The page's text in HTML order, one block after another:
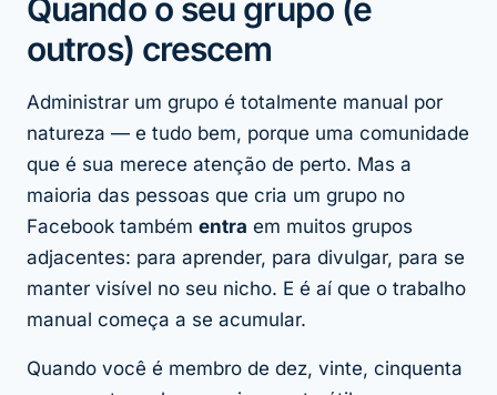
Quando o seu grupo (e
outros) crescem
Administrar um grupo é totalmente manual por
natureza — e tudo bem, porque uma comunidade
que é sua merece atenção de perto. Mas a
maioria das pessoas que cria um grupo no
Facebook também entra em muitos grupos
adjacentes: para aprender, para divulgar, para se
manter visível no seu nicho. E é aí que o trabalho
manual começa a se acumular.
Quando você é membro de dez, vinte, cinquenta